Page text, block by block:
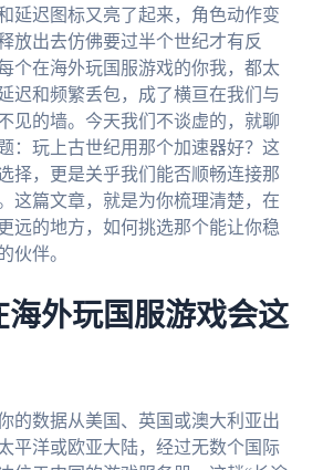
延迟图标又亮了起来，角色动作变
放出去仿佛要过半个世纪才有反
个在海外玩国服游戏的你我，都太
迟和频繁丢包，成了横亘在我们与
见的墙。今天我们不谈虚的，就聊
：玩上古世纪用那个加速器好？这
择，更是关乎我们能否顺畅连接那
这篇文章，就是为你梳理清楚，在
远的地方，如何挑选那个能让你稳
伙伴。
海外玩国服游戏会这
的数据从美国、英国或澳大利亚出
平洋或欧亚大陆，经过无数个国际